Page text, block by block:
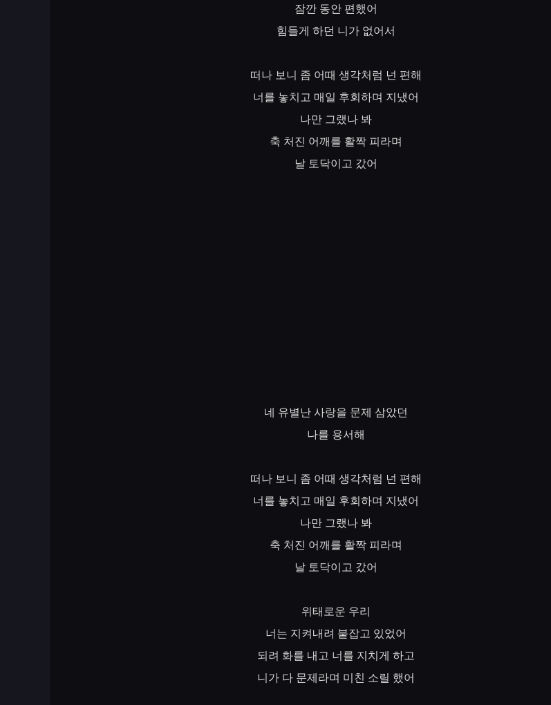
잠깐 동안 편했어
힘들게 하던 니가 없어서
떠나 보니 좀 어때 생각처럼 넌 편해
너를 놓치고 매일 후회하며 지냈어
나만 그랬나 봐
축 처진 어깨를 활짝 피라며
날 토닥이고 갔어
네 유별난 사랑을 문제 삼았던
나를 용서해
떠나 보니 좀 어때 생각처럼 넌 편해
너를 놓치고 매일 후회하며 지냈어
나만 그랬나 봐
축 처진 어깨를 활짝 피라며
날 토닥이고 갔어
위태로운 우리
너는 지켜내려 붙잡고 있었어
되려 화를 내고 너를 지치게 하고
니가 다 문제라며 미친 소릴 했어